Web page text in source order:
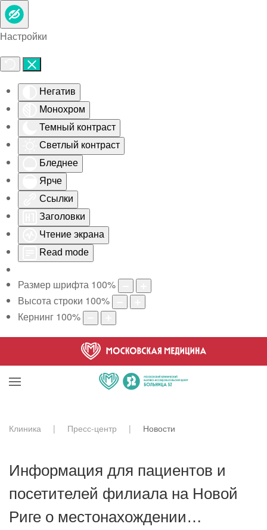
Настройки
Негатив
Монохром
Темный контраст
Светлый контраст
Бледнее
Ярче
Ссылки
Заголовки
Чтение экрана
Read mode
Размер шрифта 100%
Высота строки 100%
Кернинг 100%
Skip to main content
Клиника Пресс-центр Новости
Информация для пациентов и
посетителей филиала на Новой
Риге о местонахождении